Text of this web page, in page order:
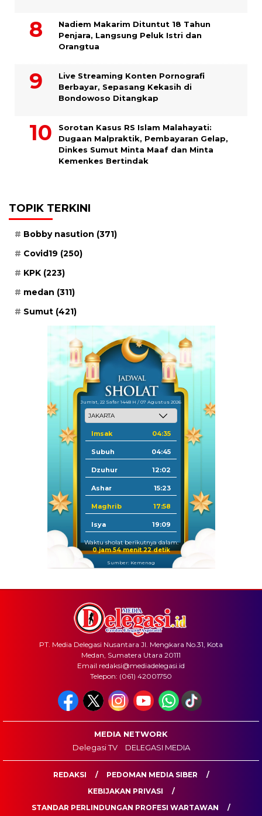
​Nadiem Makarim Dituntut 18 Tahun
Penjara, Langsung Peluk Istri dan
Orangtua
Live Streaming Konten Pornografi
Berbayar, Sepasang Kekasih di
Bondowoso Ditangkap
Sorotan Kasus RS Islam Malahayati:
Dugaan Malpraktik, Pembayaran Gelap,
Dinkes Sumut Minta Maaf dan Minta
Kemenkes Bertindak
TOPIK TERKINI
Bobby nasution (371)
Covid19 (250)
KPK (223)
medan (311)
Sumut (421)
Jum'at, 22 Safar 1448 H / 07 Agustus 2026
Imsak 04:35
Subuh 04:45
Dzuhur 12:02
Ashar 15:23
Maghrib 17:58
Isya 19:09
Waktu sholat berikutnya dalam:
0 jam 54 menit 22 detik
Sumber: Kemenag
PT. Media Delegasi Nusantara Jl. Mengkara No.31, Kota
Medan, Sumatera Utara 20111
Email redaksi@mediadelegasi.id
Telepon: (061) 42001750
MEDIA NETWORK
Delegasi TV
DELEGASI MEDIA
REDAKSI
PEDOMAN MEDIA SIBER
KEBIJAKAN PRIVASI
STANDAR PERLINDUNGAN PROFESI WARTAWAN